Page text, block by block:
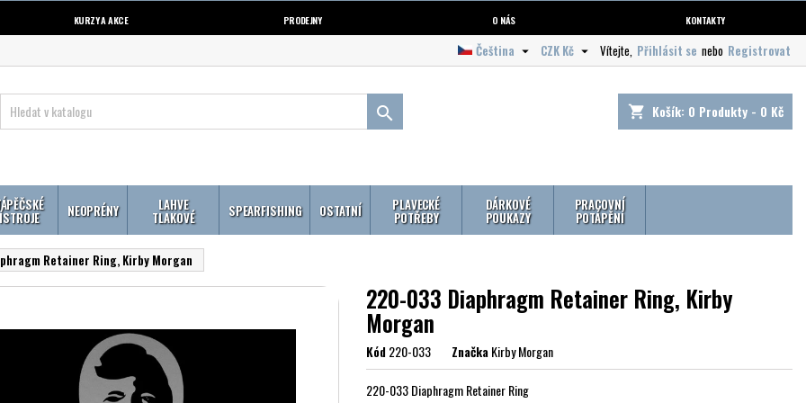
KURZY A AKCE PRODEJNY O NÁS KONTAKTY
Vítejte, Přihlásit se nebo Registrovat
CZK Kč 
Čeština 
shopping_cart Košík: 0 Produkty - 0 Kč

NEOPRÉNY LAHVE
TLAKOVÉ SPEARFISHING OSTATNÍ PLAVECKÉ
POTŘEBY
DÁRKOVÉ
POUKAZY
PRACOVNÍ
POTÁPĚNÍ
Retainer Ring, Kirby Morgan
220-033 Diaphragm Retainer Ring, Kirby
Morgan
Kód220-033 ZnačkaKirby Morgan
220-033 Diaphragm Retainer Ring